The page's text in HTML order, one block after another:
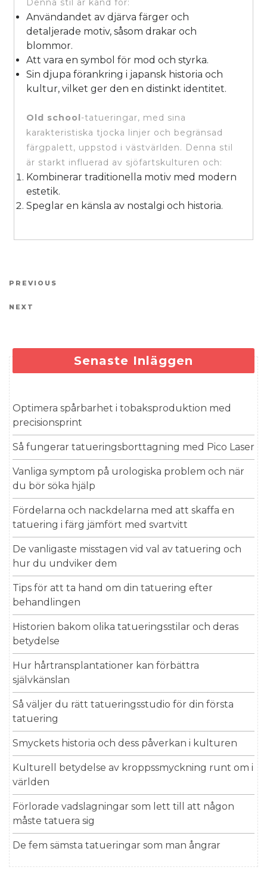
Denna stil är känd för:
Användandet av djärva färger och
detaljerade motiv, såsom drakar och
blommor.
Att vara en symbol för mod och styrka.
Sin djupa förankring i japansk historia och
kultur, vilket ger den en distinkt identitet.
Old school-tatueringar, med sina
karakteristiska tjocka linjer och begränsad
färgpalett, uppstod i västvärlden. Denna stil
är starkt influerad av sjöfartskulturen och:
Kombinerar traditionella motiv med modern
estetik.
Speglar en känsla av nostalgi och historia.
Inläggsnavigering
Previous Post
PREVIOUS
Next Post
NEXT
Senaste Inläggen
Optimera spårbarhet i tobaksproduktion med
precisionsprint
Så fungerar tatueringsborttagning med Pico Laser
Vanliga symptom på urologiska problem och när
du bör söka hjälp
Fördelarna och nackdelarna med att skaffa en
tatuering i färg jämfört med svartvitt
De vanligaste misstagen vid val av tatuering och
hur du undviker dem
Tips för att ta hand om din tatuering efter
behandlingen
Historien bakom olika tatueringsstilar och deras
betydelse
Hur hårtransplantationer kan förbättra
självkänslan
Så väljer du rätt tatueringsstudio för din första
tatuering
Smyckets historia och dess påverkan i kulturen
Kulturell betydelse av kroppssmyckning runt om i
världen
Förlorade vadslagningar som lett till att någon
måste tatuera sig
De fem sämsta tatueringar som man ångrar